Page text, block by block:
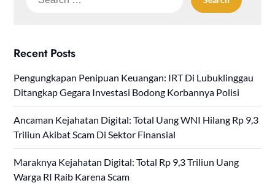
Recent Posts
Pengungkapan Penipuan Keuangan: IRT Di Lubuklinggau
Ditangkap Gegara Investasi Bodong Korbannya Polisi
Ancaman Kejahatan Digital: Total Uang WNI Hilang Rp 9,3
Triliun Akibat Scam Di Sektor Finansial
Maraknya Kejahatan Digital: Total Rp 9,3 Triliun Uang
Warga RI Raib Karena Scam